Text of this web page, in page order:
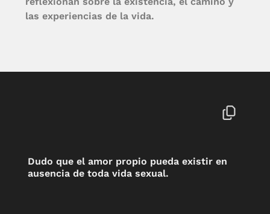
las experiencias de la vida.
Dudo que el amor propio pueda existir en
ausencia de toda vida sexual.